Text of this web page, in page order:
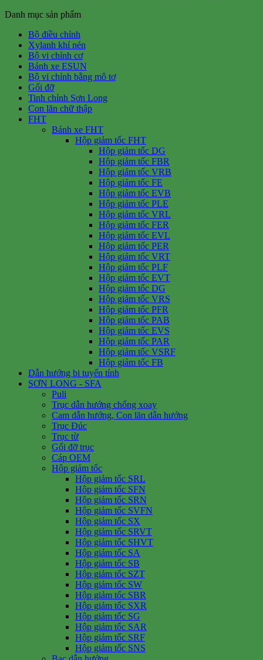
Danh mục sản phẩm
Bộ điều chỉnh
Xylanh khí nén
Bộ vi chỉnh cơ
Bánh xe ESUN
Bộ vi chỉnh bằng mô tơ
Gối đỡ
Tinh chỉnh Sơn Long
Con lăn chữ thập
FHT
Bánh xe FHT
Hộp giảm tốc FHT
Hộp giảm tốc DG
Hộp giảm tốc FBR
Hộp giảm tốc VRB
Hộp giảm tốc FE
Hộp giảm tốc EVB
Hộp giảm tốc PLE
Hộp giảm tốc VRL
Hộp giảm tốc FER
Hộp giảm tốc EVL
Hộp giảm tốc PER
Hộp giảm tốc VRT
Hộp giảm tốc PLF
Hộp giảm tốc EVT
Hộp giảm tốc DG
Hộp giảm tốc VRS
Hộp giảm tốc PFR
Hộp giảm tốc PAB
Hộp giảm tốc EVS
Hộp giảm tốc PAR
Hộp giảm tốc VSRF
Hộp giảm tốc FB
Dẫn hướng bi tuyến tính
SƠN LONG - SFA
Puli
Trục dẫn hướng chống xoay
Cam dẫn hướng, Con lăn dẫn hướng
Trục Đúc
Trục từ
Gối đỡ trục
Cáp OEM
Hộp giảm tốc
Hộp giảm tốc SRL
Hộp giảm tốc SFN
Hộp giảm tốc SRN
Hộp giảm tốc SVFN
Hộp giảm tốc SX
Hộp giảm tốc SRVT
Hộp giảm tốc SHVT
Hộp giảm tốc SA
Hộp giảm tốc SB
Hộp giảm tốc SZT
Hộp giảm tốc SW
Hộp giảm tốc SBR
Hộp giảm tốc SXR
Hộp giảm tốc SG
Hộp giảm tốc SAR
Hộp giảm tốc SRF
Hộp giảm tốc SNS